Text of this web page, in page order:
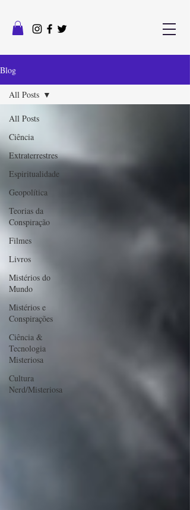
Blog
All Posts
Ciência
Extraterrestres
Espiritualidade
Geopolítica
Teorias da
Conspiração
Filmes
Livros
Mistérios do
Mundo
Mistérios e
Conspirações
Ciência &
Tecnologia
Misteriosa
Cultura
Nerd/Misteriosa
All Posts